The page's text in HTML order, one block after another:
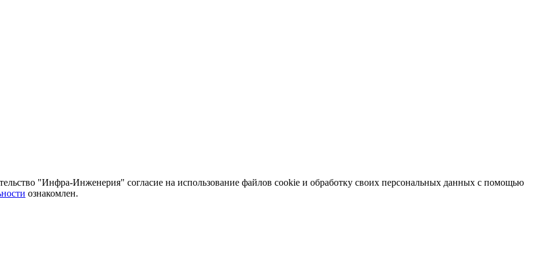
"Инфра-Инженерия" согласие на использование файлов cookie и обработку своих персональных данных с помощью
ознакомлен.